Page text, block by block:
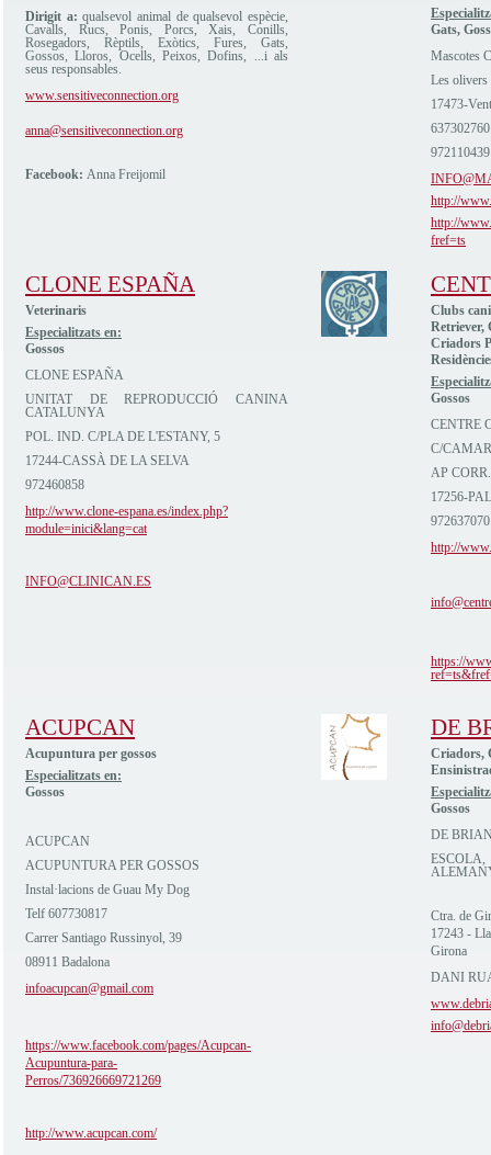
Dirigit a: qualsevol animal de qualsevol espècie,
Cavalls, Rucs, Ponis, Porcs, Xais, Conills,
Rosegadors, Rèptils, Exòtics, Fures, Gats,
Gossos, Lloros, Ocells, Peixos, Dofins, ...i als
seus responsables.
www.sensitiveconnection.org
anna@sensitiveconnection.org
Facebook: Anna Freijomil
Gats,
Mascotes
Les
17473-
637302760
972110439
http://
http://
fref=ts
CLONE ESPAÑA
Veterinaris
Especialitzats en:
Gossos
CLONE ESPAÑA
UNITAT DE REPRODUCCIÓ CANINA
CATALUNYA
POL. IND. C/PLA DE L'ESTANY, 5
17244-CASSÀ DE LA SELVA
972460858
http://www.clone-espana.es/index.php?
module=inici&lang=cat
INFO@CLINICAN.ES
Clubs
Retriever,
Criadors
Gossos
CENTRE
C/
AP
17256-
972637070
http://
https://
ACUPCAN
Acupuntura per gossos
Especialitzats en:
Gossos
ACUPCAN
ACUPUNTURA PER GOSSOS
Instal·lacions de Guau My Dog
Telf 607730817
Carrer Santiago Russinyol, 39
08911 Badalona
infoacupcan@gmail.com
https://www.facebook.com/pages/Acupcan-
Acupuntura-para-
Perros/736926669721269
http://www.acupcan.com/
DE
Criadors,
Gossos
DE
Ctra. de
17243 -
Girona
DANI